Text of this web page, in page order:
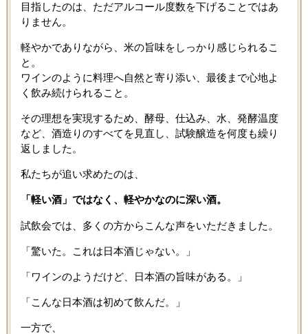
目指したのは、ただアルコール度数を下げることではあ
りません。
軽やかでありながら、米の旨味をしっかり感じられるこ
と。
ワインのように料理へ自然と寄り添い、最後まで心地よ
く飲み続けられること。
その理想を実現するため、酵母、仕込み、水、発酵温度
など、酒造りのすべてを見直し、試験醸造を何度も繰り
返しました。
私たちが追い求めたのは、
「軽い酒」ではなく、軽やかなのに深い酒。
試飲会では、多くの方からこんな声をいただきました。
「驚いた。これは日本酒じゃない。」
「ワインのようだけど、日本酒の旨味がある。」
「こんな日本酒は初めて飲んだ。」
一方で、